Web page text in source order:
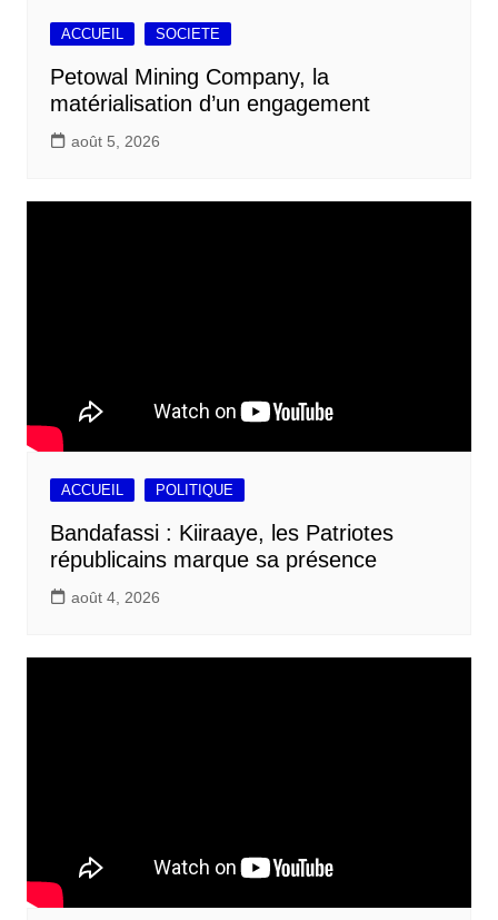
ACCUEIL SOCIETE
Petowal Mining Company, la
matérialisation d’un engagement
août 5, 2026
ACCUEIL POLITIQUE
Bandafassi : Kiiraaye, les Patriotes
républicains marque sa présence
août 4, 2026